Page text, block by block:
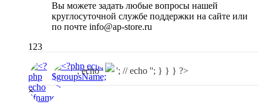
Вы можете задать любые вопросы нашей
круглосуточной службе поддержки на сайте или
по почте info@ap-store.ru
123
'; echo '
'; // echo ''; } } } ?>
×